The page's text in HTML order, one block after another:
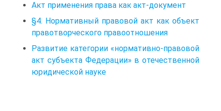
Акт применения права как акт-документ
§4. Нормативный правовой акт как объект
правотворческого правоотношения
Развитие категории «нормативно-правовой
акт субъекта Федерации» в отечественной
юридической науке